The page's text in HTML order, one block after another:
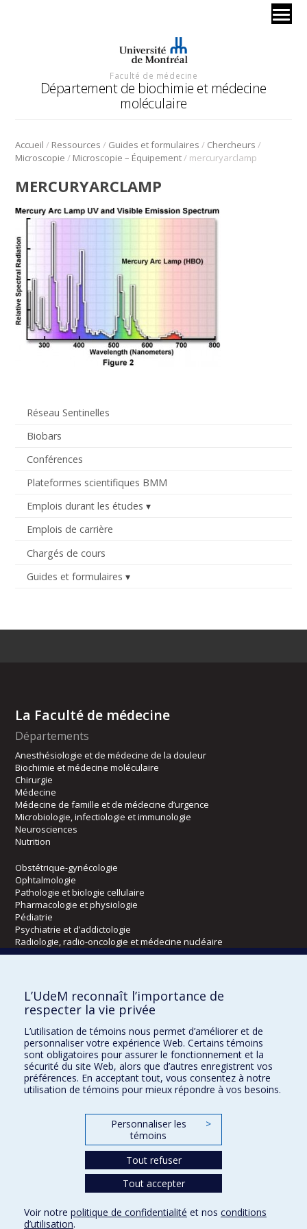
Faculté de médecine
Département de biochimie et médecine
moléculaire
Accueil / Ressources / Guides et formulaires / Chercheurs /
Microscopie / Microscopie – Équipement/ mercuryarclamp
Réseau Sentinelles
Biobars
Conférences
Plateformes scientifiques BMM
Emplois durant les études
Emplois de carrière
Chargés de cours
Guides et formulaires
MERCURYARCLAMP
La Faculté de médecine
Départements
Anesthésiologie et de médecine de la douleur
Biochimie et médecine moléculaire
Chirurgie
Médecine
Médecine de famille et de médecine d’urgence
Microbiologie, infectiologie et immunologie
Neurosciences
Nutrition
Obstétrique-gynécologie
Ophtalmologie
Pathologie et biologie cellulaire
Pharmacologie et physiologie
Pédiatrie
Psychiatrie et d’addictologie
Radiologie, radio-oncologie et médecine nucléaire
Écoles
Kinésiologie et des sciences de l’activité physique
Orthophonie et audiologie
Réadaptation
Directions
DPC
CPASS
L’UdeM reconnaît l’importance de
respecter la vie privée
L’utilisation de témoins nous permet d’améliorer et de
personnaliser votre expérience Web. Certains témoins
sont obligatoires pour assurer le fonctionnement et la
sécurité du site Web, alors que d’autres enregistrent vos
préférences. En acceptant tout, vous consentez à notre
utilisation de témoins pour mieux répondre à vos besoins.
Personnaliser les
témoins
>
Tout refuser
Tout accepter
Voir notre politique de confidentialité et nos conditions
d’utilisation.